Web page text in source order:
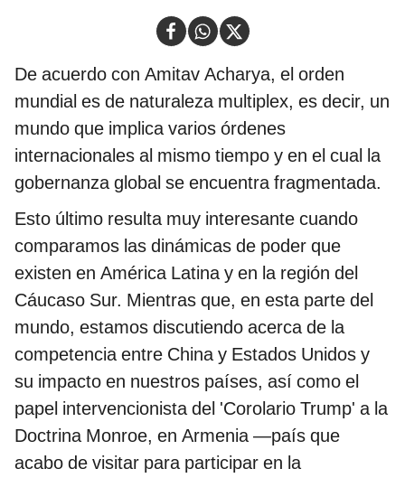
De acuerdo con Amitav Acharya, el orden
mundial es de naturaleza multiplex, es decir, un
mundo que implica varios órdenes
internacionales al mismo tiempo y en el cual la
gobernanza global se encuentra fragmentada.
Esto último resulta muy interesante cuando
comparamos las dinámicas de poder que
existen en América Latina y en la región del
Cáucaso Sur. Mientras que, en esta parte del
mundo, estamos discutiendo acerca de la
competencia entre China y Estados Unidos y
su impacto en nuestros países, así como el
papel intervencionista del 'Corolario Trump' a la
Doctrina Monroe, en Armenia —país que
acabo de visitar para participar en la